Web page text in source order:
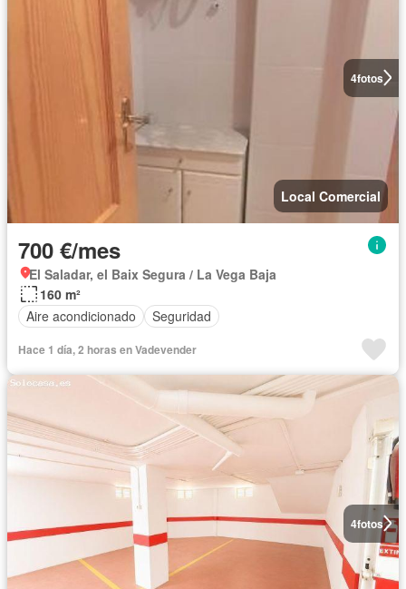
4fotos
Local Comercial
700 €/mes
El Saladar, el Baix Segura / La Vega Baja
160 m²
Aire acondicionado
Seguridad
Hace 1 día, 2 horas en Vadevender
4fotos